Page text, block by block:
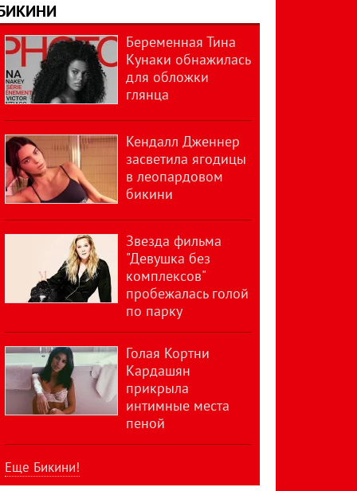
Беременная Тина
Кунаки обнажилась
для обложки
глянца
Кендалл Дженнер
засветила ягодицы
в леопардовом
бикини
Звезда фильма
"Девушка без
комплексов"
пробежалась голой
по парку
Голая Кортни
Кардашян
прикрыла
интимные места
пеной
Еще Бикини!